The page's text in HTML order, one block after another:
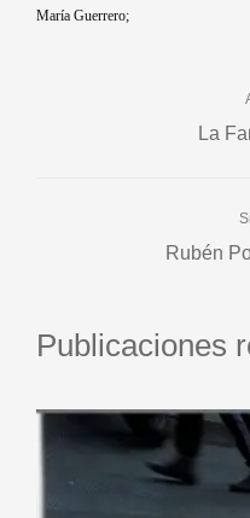
María Guerrero;
La
Rubén
Publicaciones